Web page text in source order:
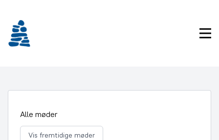
indhold
Alle møder
Vis fremtidige møder